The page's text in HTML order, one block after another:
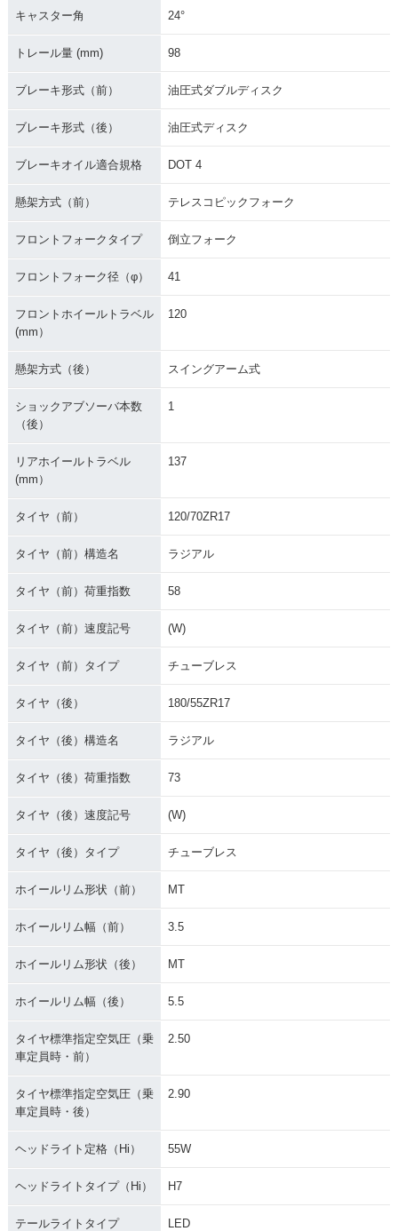
キャスター角 24°
トレール量 (mm) 98
ブレーキ形式（前） 油圧式ダブルディスク
ブレーキ形式（後） 油圧式ディスク
ブレーキオイル適合規格 DOT 4
懸架方式（前） テレスコピックフォーク
フロントフォークタイプ 倒立フォーク
フロントフォーク径（φ） 41
フロントホイールトラベル
(mm）
120
懸架方式（後） スイングアーム式
ショックアブソーバ本数
（後）
1
リアホイールトラベル
(mm）
137
タイヤ（前） 120/70ZR17
タイヤ（前）構造名 ラジアル
タイヤ（前）荷重指数 58
タイヤ（前）速度記号 (W)
タイヤ（前）タイプ チューブレス
タイヤ（後） 180/55ZR17
タイヤ（後）構造名 ラジアル
タイヤ（後）荷重指数 73
タイヤ（後）速度記号 (W)
タイヤ（後）タイプ チューブレス
ホイールリム形状（前） MT
ホイールリム幅（前） 3.5
ホイールリム形状（後） MT
ホイールリム幅（後） 5.5
タイヤ標準指定空気圧（乗
車定員時・前）
2.50
タイヤ標準指定空気圧（乗
車定員時・後）
2.90
ヘッドライト定格（Hi） 55W
ヘッドライトタイプ（Hi） H7
テールライトタイプ LED